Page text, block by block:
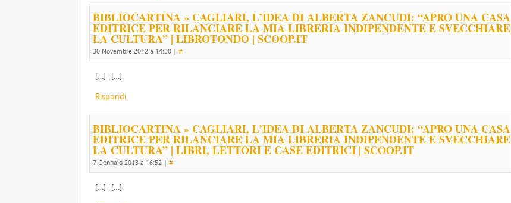
BIBLIOCARTINA » CAGLIARI, L’IDEA DI ALBERTA ZANCUDI: “APRO UNA CASA
EDITRICE PER RILANCIARE LA MIA LIBRERIA INDIPENDENTE E SVECCHIARE
LA CULTURA” | LIBROTONDO | SCOOP.IT
30 Novembre 2012 a 14:30 | #
[…] […]
Rispondi
BIBLIOCARTINA » CAGLIARI, L’IDEA DI ALBERTA ZANCUDI: “APRO UNA CASA
EDITRICE PER RILANCIARE LA MIA LIBRERIA INDIPENDENTE E SVECCHIARE
LA CULTURA” | LIBRI, LETTORI E CASE EDITRICI | SCOOP.IT
7 Gennaio 2013 a 16:52 | #
[…] […]